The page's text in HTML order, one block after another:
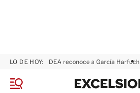
M
LO DE HOY: DEA reconoce a García Harfuch